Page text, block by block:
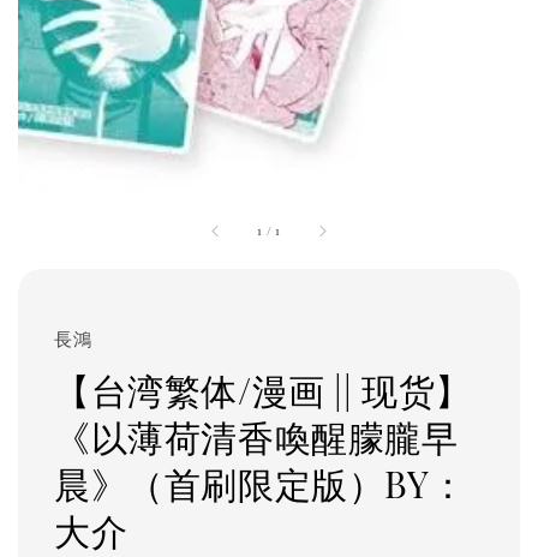
1 /1
長鴻
【台湾繁体/漫画 || 现货】
《以薄荷清香喚醒朦朧早
晨》（首刷限定版）BY：
大介